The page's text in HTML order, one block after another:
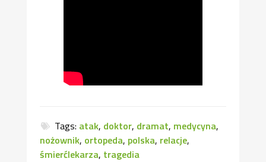
Tags: atak, doktor, dramat, medycyna,
nożownik, ortopeda, polska, relacje,
śmierćlekarza, tragedia